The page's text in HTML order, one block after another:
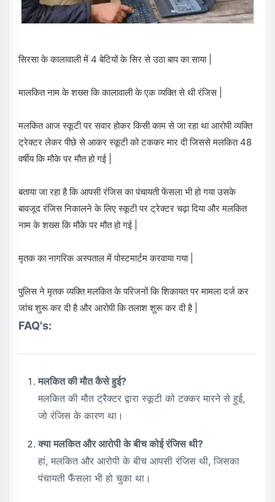
सिरसा के कालावाली में 4 बेटियों के सिर से उठा बाप का साया |
मालकित नाम के शख्स कि कालावाली के एक व्यक्ति से थी रंजिस |
मलकित आज स्कूटी पर सवार होकर किसी काम से जा रहा था आरोपी व्यक्ति
ट्रेक्टर लेकर पीछे से आकर स्कूटी को टककर मार दी जिससे मलकित 48
वर्षीय कि मौके पर मौत हो गई |
बताया जा रहा है कि आपसी रंजिस का पंचायती फेंसला भी हो गया उसके
बावजूद रंजिस निकालने के लिए स्कूटी पर ट्रेक्टर चढ़ा दिया और मलकित
नाम के शख्स कि मौके पर मौत हो गई |
मृतक का नागरिक अस्पताल में पोस्टमार्टम करवाया गया |
पुलिस ने मृतक व्यक्ति मलकित के परिजनों कि शिकायत पर मामला दर्ज कर
जांच शुरू कर दी है और आरोपी कि तलाश शुरू कर दी है |
FAQ's:
मलकित की मौत कैसे हुई?
मलकित की मौत ट्रैक्टर द्वारा स्कूटी को टक्कर मारने से हुई,
जो रंजिस के कारण था।
क्या मलकित और आरोपी के बीच कोई रंजिस थी?
हां, मलकित और आरोपी के बीच आपसी रंजिस थी, जिसका
पंचायती फैंसला भी हो चुका था।